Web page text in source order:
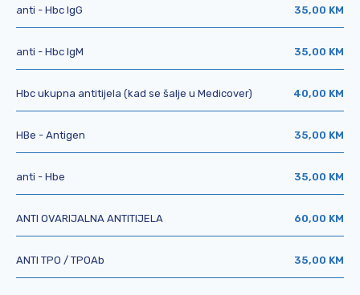
anti - Hbc IgG 35,00 KM
anti - Hbc IgM 35,00 KM
Hbc ukupna antitijela (kad se šalje u Medicover) 40,00 KM
HBe - Antigen 35,00 KM
anti - Hbe 35,00 KM
ANTI OVARIJALNA ANTITIJELA 60,00 KM
ANTI TPO / TPOAb 35,00 KM